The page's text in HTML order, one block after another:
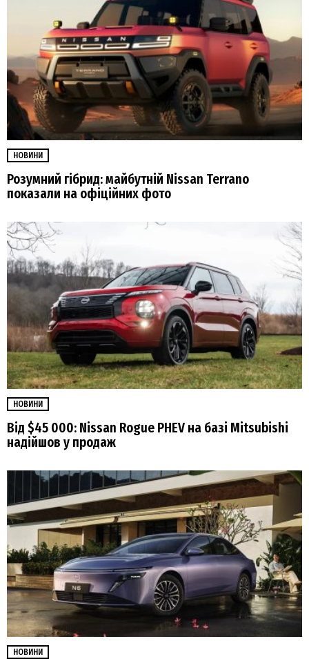
НОВИНИ
Розумний гібрид: майбутній Nissan Terrano
показали на офіційних фото
НОВИНИ
Від $45 000: Nissan Rogue PHEV на базі Mitsubishi
надійшов у продаж
НОВИНИ